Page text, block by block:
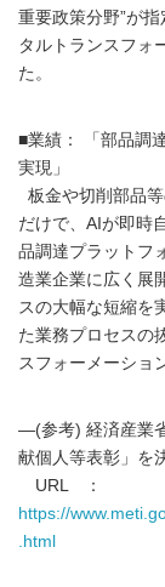
重要政策分野”が
タルトランスフォ
た。
■業績： 「部品調
実現」
板金や切削部品
だけで、AIが即時
品調達プラットフ
造業企業に広く展
スの大幅な短縮を
た業務プロセスの
スフォーメーショ
―(参考) 経済産業
献個人等表彰」を
URL ：
https://
.html